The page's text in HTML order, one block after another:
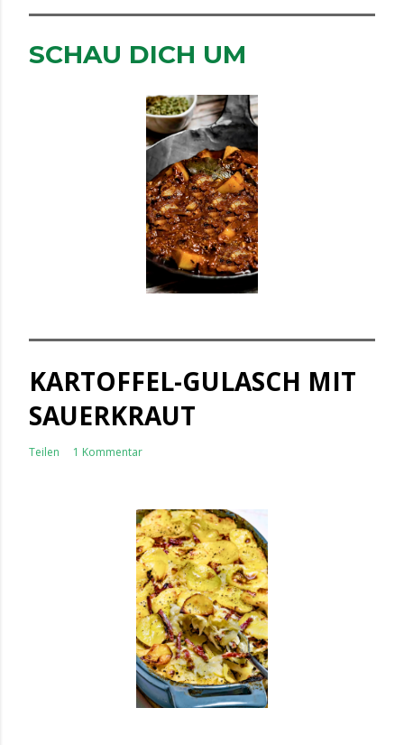
SCHAU DICH UM
KARTOFFEL-GULASCH MIT
SAUERKRAUT
Teilen 1 Kommentar